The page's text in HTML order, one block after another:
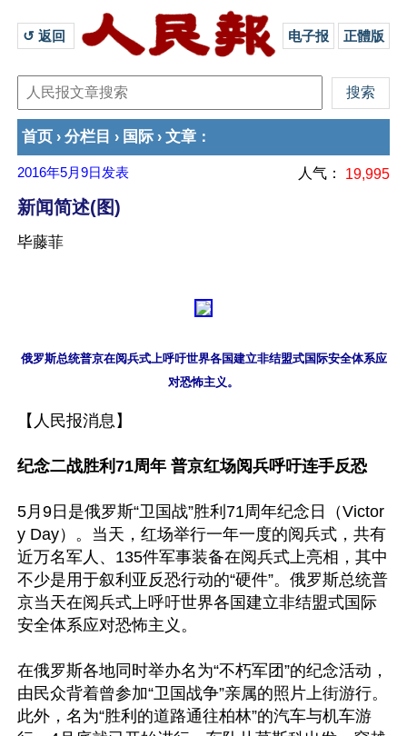
↺ 返回 电子报 正體版
首页 › 分栏目 › 国际 › 文章 ：
2016年5月9日 发表 人气： 19,995
新闻简述(图)
毕藤菲
俄罗斯总统普京在阅兵式上呼吁世界各国建立非结盟式国际安全体系应
【人民报消息】
纪念二战胜利71周年 普京红场阅兵呼吁连手反恐
5月9日是俄罗斯“卫国战”胜利71周年纪念日（Victor
y Day）。当天，红场举行一年一度的阅兵式，共有
近万名军人、135件军事装备在阅兵式上亮相，其中
不少是用于叙利亚反恐行动的“硬件”。俄罗斯总统普
京当天在阅兵式上呼吁世界各国建立非结盟式国际
安全体系应对恐怖主义。
在俄罗斯各地同时举办名为“不朽军团”的纪念活动，
由民众背着曾参加“卫国战争”亲属的照片上街游行。
此外，名为“胜利的道路通往柏林”的汽车与机车游